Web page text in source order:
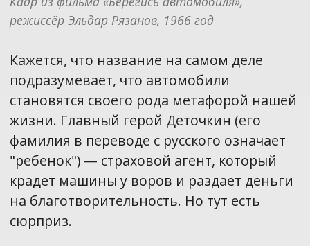
режиссёр Эльдар Рязанов, 1966 год
Кажется, что название на самом деле
подразумевает, что автомобили
становятся своего рода метафорой нашей
жизни. Главный герой Деточкин (его
фамилия в переводе с русского означает
"ребенок") — страховой агент, который
крадет машины у воров и раздает деньги
на благотворительность. Но тут есть
сюрприз.